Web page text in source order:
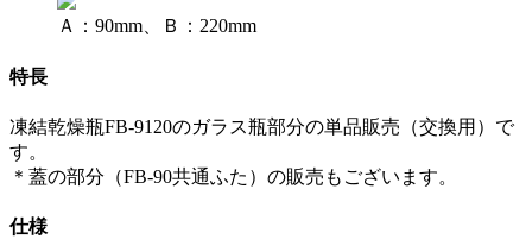
Ａ：90mm、Ｂ：220mm
特長
凍結乾燥瓶FB-9120のガラス瓶部分の単品販売（交換用）で
す。
＊蓋の部分（FB-90共通ふた）の販売もございます。
仕様